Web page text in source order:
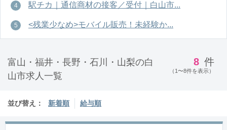
駅チカ｜通信商材の接客／受付｜白山市...
<残業少なめ>モバイル販売！未経験か...
富山・福井・長野・石川・山梨の白
山市求人一覧
8 件
（1〜8件を表示）
並び替え： 新着順 給与順